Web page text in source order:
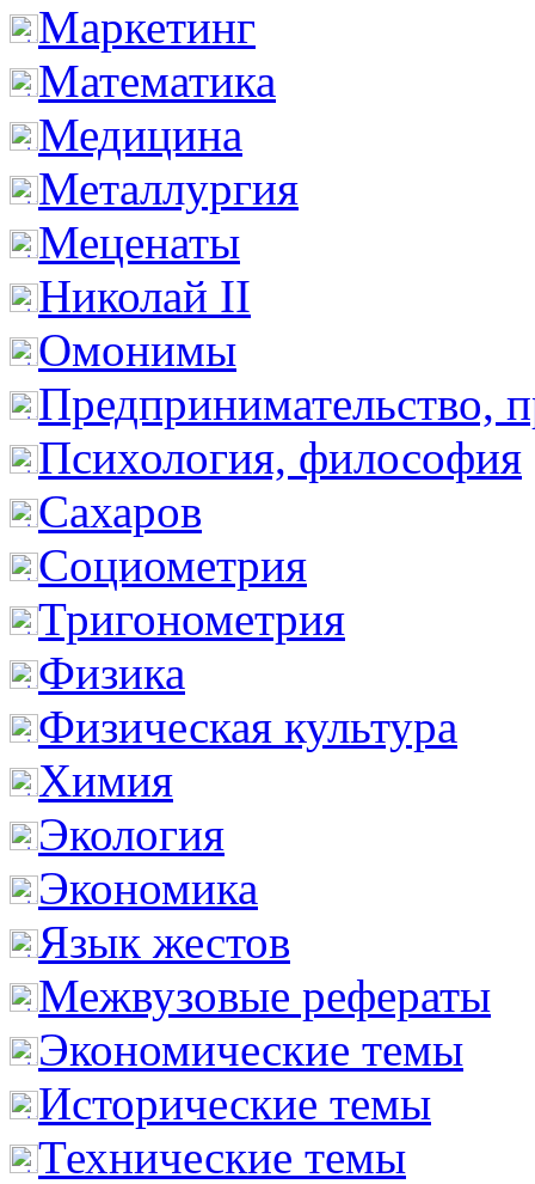
Маркетинг
Математика
Медицина
Металлургия
Меценаты
Николай II
Омонимы
Предпринимательство,
Психология, философия
Сахаров
Социометрия
Тригонометрия
Физика
Физическая культура
Химия
Экология
Экономика
Язык жестов
Межвузовые рефераты
Экономические темы
Исторические темы
Технические темы